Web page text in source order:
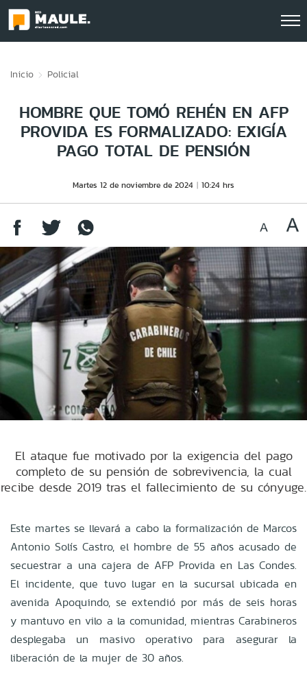
Inicio Policial
HOMBRE QUE TOMÓ REHÉN EN AFP
PROVIDA ES FORMALIZADO: EXIGÍA
PAGO TOTAL DE PENSIÓN
Martes 12 de noviembre de 2024 10:24 hrs
El ataque fue motivado por la exigencia del pago
completo de su pensión de sobrevivencia, la cual
recibe desde 2019 tras el fallecimiento de su cónyuge.
Este martes se llevará a cabo la formalización de Marcos
Antonio Solís Castro, el hombre de 55 años acusado de
secuestrar a una cajera de AFP Provida en Las Condes.
El incidente, que tuvo lugar en la sucursal ubicada en
avenida Apoquindo, se extendió por más de seis horas
y mantuvo en vilo a la comunidad, mientras Carabineros
desplegaba un masivo operativo para asegurar la
liberación de la mujer de 30 años.